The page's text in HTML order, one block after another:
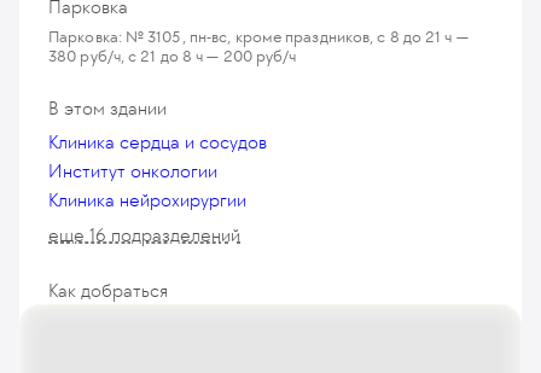
Парковка
Парковка: № 3105, пн-вс, кроме праздников, с 8 до 21 ч —
380 руб/ч, с 21 до 8 ч — 200 руб/ч
В этом здании
Клиника сердца и сосудов
Институт онкологии
Клиника нейрохирургии
еще 16 подразделений
Как добраться